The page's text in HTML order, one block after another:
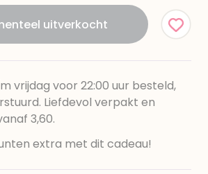
uitverkocht
vrijdag voor 22:00 uur besteld,
Liefdevol verpakt en
3,60.
extra met dit cadeau!